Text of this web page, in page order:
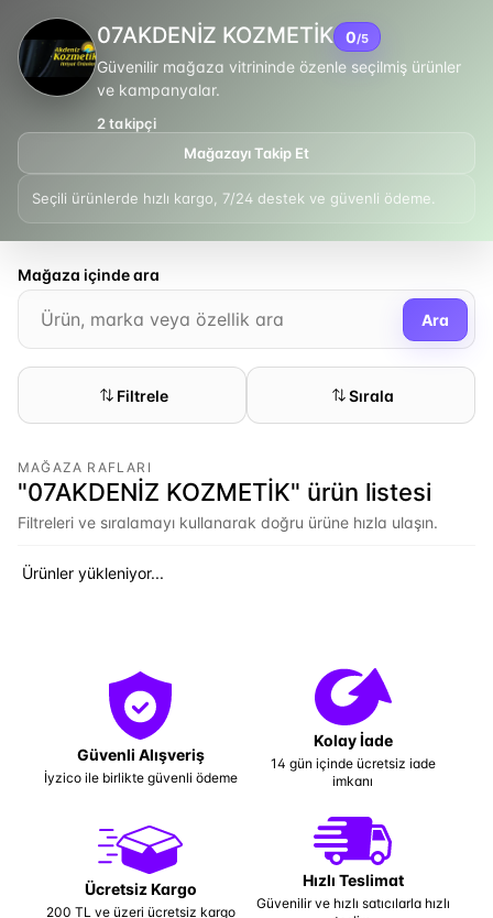
07AKDENİZ KOZMETİK 0/5
Güvenilir mağaza vitrininde özenle seçilmiş ürünler
ve kampanyalar.
2 takipçi
Mağazayı Takip Et
Seçili ürünlerde hızlı kargo, 7/24 destek ve güvenli ödeme.
Mağaza içinde ara
Ara
Filtrele Sırala
MAĞAZA RAFLARI
"07AKDENİZ KOZMETİK" ürün listesi
Filtreleri ve sıralamayı kullanarak doğru ürüne hızla ulaşın.
Ürünler yükleniyor...
Güvenli Alışveriş
İyzico ile birlikte güvenli ödeme
Kolay İade
14 gün içinde ücretsiz iade
imkanı
Ücretsiz Kargo
200 TL ve üzeri ücretsiz kargo
Hızlı Teslimat
Güvenilir ve hızlı satıcılarla hızlı